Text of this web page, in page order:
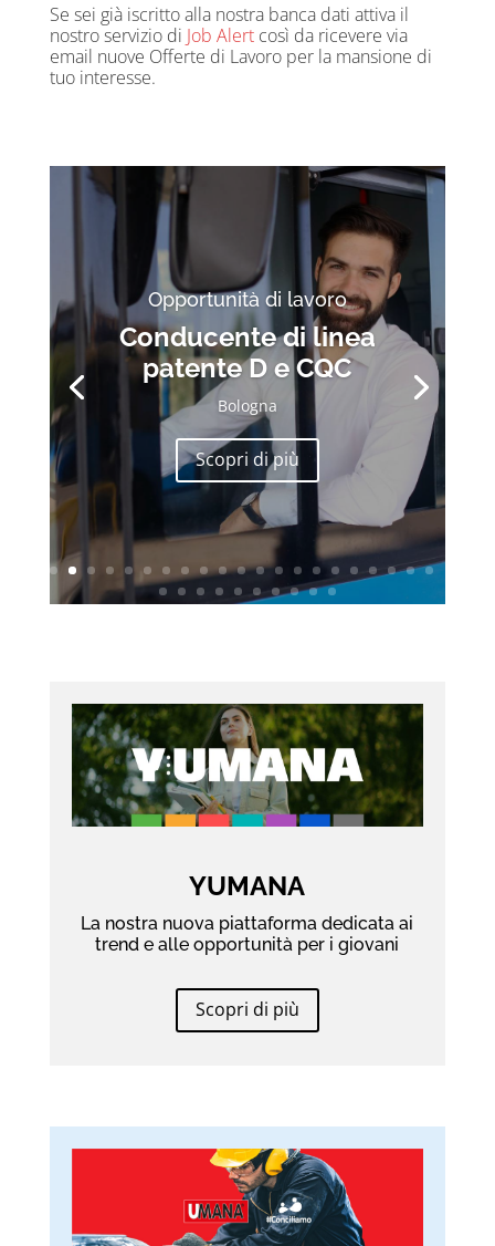
Se sei già iscritto alla nostra banca dati attiva il
nostro servizio di Job Alertcosì da ricevere via
email nuove Offerte di Lavoro per la mansione di
tuo interesse.
Opportunità di lavoro
Conducente di linea
patente D e CQC
Bologna
Scopri di più
YUMANA
La nostra nuova piattaforma dedicata ai
trend e alle opportunità per i giovani
Scopri di più